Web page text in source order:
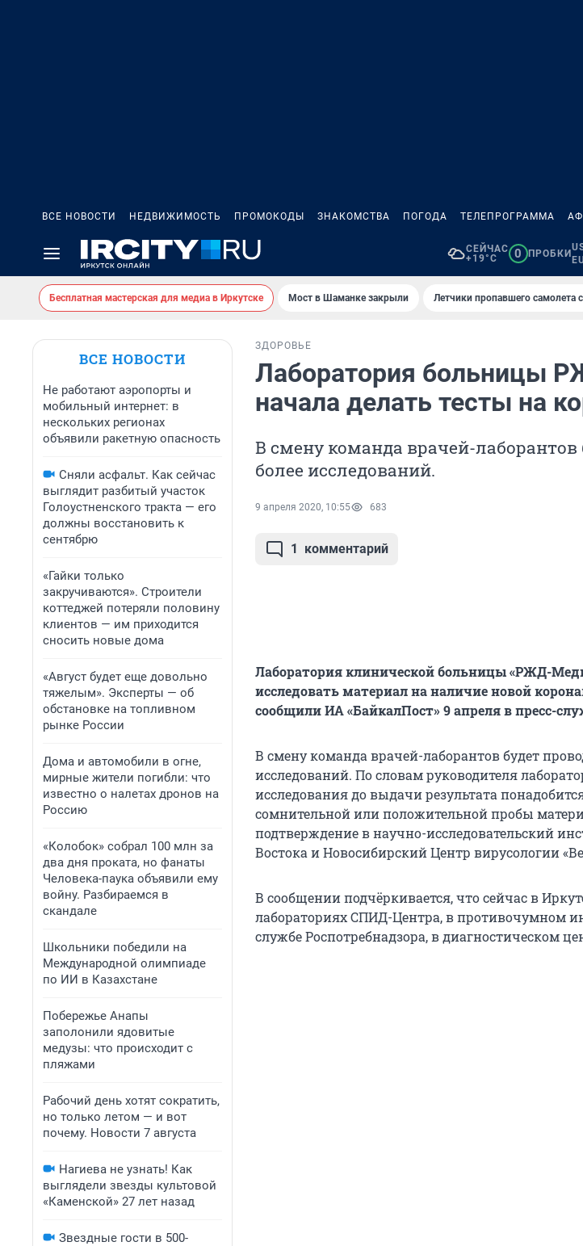
ВСЕ НОВОСТИ НЕДВИЖИМОСТЬ ПРОМОКОДЫ ЗНАКОМСТВА ПОГОДА ТЕЛЕПРОГРАММА
СЕЙЧАС
+19°C
0 ПРОБКИ
Бесплатная мастерская для медиа в Иркутске Мост в Шаманке закрыли Летчики пропавшего самолета
ВСЕ НОВОСТИ
Не работают аэропорты и
мобильный интернет: в
нескольких регионах
объявили ракетную опасность
Сняли асфальт. Как сейчас
выглядит разбитый участок
Голоустненского тракта — его
должны восстановить к
сентябрю
«Гайки только
закручиваются». Строители
коттеджей потеряли половину
клиентов — им приходится
сносить новые дома
«Август будет еще довольно
тяжелым». Эксперты — об
обстановке на топливном
рынке России
Дома и автомобили в огне,
мирные жители погибли: что
известно о налетах дронов на
Россию
«Колобок» собрал 100 млн за
два дня проката, но фанаты
Человека-паука объявили ему
войну. Разбираемся в
скандале
Школьники победили на
Международной олимпиаде
по ИИ в Казахстане
Побережье Анапы
заполонили ядовитые
медузы: что происходит с
пляжами
Рабочий день хотят сократить,
но только летом — и вот
почему. Новости 7 августа
Нагиева не узнать! Как
выглядели звезды культовой
«Каменской» 27 лет назад
Звездные гости в 500-
ЗДОРОВЬЕ
Лаборатория больницы
начала делать тесты на
В смену команда врачей-лаборантов
более исследований.
9 апреля 2020, 10:55 683
1 комментарий
Лаборатория клинической больницы «РЖД-
исследовать материал на наличие новой
сообщили ИА «БайкалПост» 9 апреля в пресс-
В смену команда врачей-лаборантов будет
исследований. По словам руководителя
исследования до выдачи результата
сомнительной или положительной пробы
подтверждение в научно-исследовательский
Востока и Новосибирский Центр вирусологии
В сообщении подчёркивается, что сейчас в
лабораториях СПИД-Центра, в противочумном
службе Роспотребнадзора, в диагностическом